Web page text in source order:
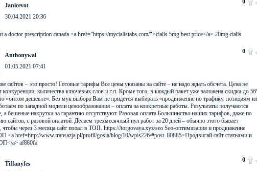
Janicevot
30.04.2021 20:36
0
a doctor prescription canada <a href="https://mycialistabs.com/">cialis 5mg best price</a> 20mg cialis
Anthonywal
01.05.2021 07:41
0
сайтов – это просто! Готовые тарифы Все цены указаны на сайте – не надо ждать обсчета. Цена не
конкуренции, количества ключевых слов и т.п. Кроме того, в каждый пакет уже заложена скидка до
«оптом дешевле». Без мук выбора Вам не придется выбирать «продвижение по трафику, позициям
по западной модели ценообразования – оплата за конкретные работы. Результаты получаются
а бешеные накрутки за гарантию отсутствуют. Разовая оплата Большинство наших тарифов, даже по
сайтов, с разовой оплатой. Делаем трехмесячный пул работ за 20 дней – обычно этого бывает
чтобы через 3 месяца сайт попал в ТОП. https:///torgovaya.xyz/seo Seo-оптимизация и продвижение
<a href=http://www.transazja.pl/profil/gosia/blog/10/wpis226/#post_80885>Продвигай сайт статьями и
a> af880fa
Tiffanyfes
0